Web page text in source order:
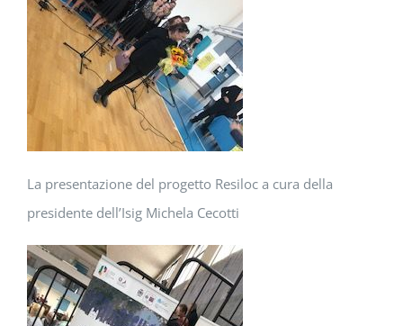
La presentazione del progetto Resiloc a cura della
presidente dell’Isig Michela Cecotti